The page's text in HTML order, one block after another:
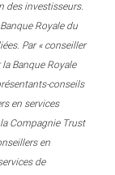
des investisseurs.
Royale du
Par « conseiller
Banque Royale
conseils
en services
Compagnie Trust
en
de